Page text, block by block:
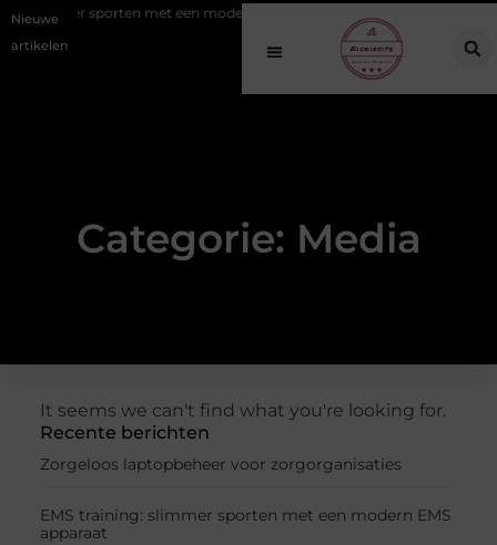
Nieuwe
artikelen
slimmer sporten met een modern EMS apparaat
Categorie: Media
Recente berichten
Zorgeloos laptopbeheer voor zorgorganisaties
EMS training: slimmer sporten met een modern EMS
apparaat
It seems we can't find what you're looking for.